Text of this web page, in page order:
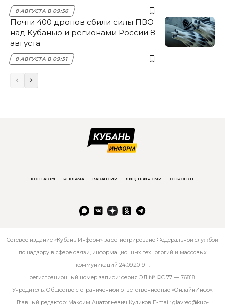
8 АВГУСТА В 09:56
Почти 400 дронов сбили силы ПВО
над Кубанью и регионами России 8
августа
8 АВГУСТА В 09:31
КОНТАКТЫ РЕКЛАМА ВАКАНСИИ ЛИЦЕНЗИЯ СМИ О ПРОЕКТЕ
Сетевое издание «Кубань Информ» зарегистрировано Федеральной службой
по надзору в сфере связи, информационных технологий и массовых
коммуникаций 24.09.2019 г.
регистрационный номер записи: серия ЭЛ № ФС 77 — 76818.
Учредитель: Общество с ограниченной ответственностью «ОнлайнИнфо».
Главный редактор: Максим Анатольевич Куликов E-mail: glavred@kub-